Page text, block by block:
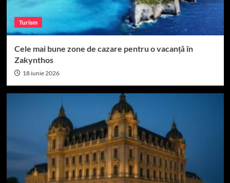
Turism
Cele mai bune zone de cazare pentru o vacanță în
Zakynthos
18 iunie 2026